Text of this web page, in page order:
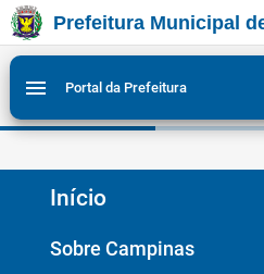
Ir para conteudo 1
Ir para menu do site da
Ligar/Desligar contraste
Prefeitura Municipal
menu Portal da Prefeitura
Início
Sobre Campinas